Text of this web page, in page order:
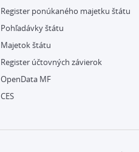
Register ponúkaného majetku štátu
Pohľadávky štátu
Majetok štátu
Register účtovných závierok
OpenData MF
CES